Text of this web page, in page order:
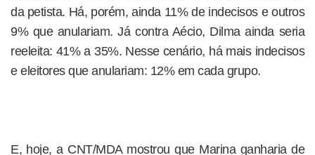
da petista. Há, porém, ainda 11% de indecisos e outros
9% que anulariam. Já contra Aécio, Dilma ainda seria
reeleita: 41% a 35%. Nesse cenário, há mais indecisos
e eleitores que anulariam: 12% em cada grupo.
E, hoje, a CNT/MDA mostrou que Marina ganharia de